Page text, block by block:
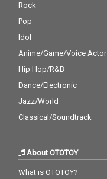
Rock
Pop
Idol
Anime/Game/Voice Actor
Hip Hop/R&B
Dance/Electronic
Jazz/World
Classical/Soundtrack
About OTOTOY
What is OTOTOY?